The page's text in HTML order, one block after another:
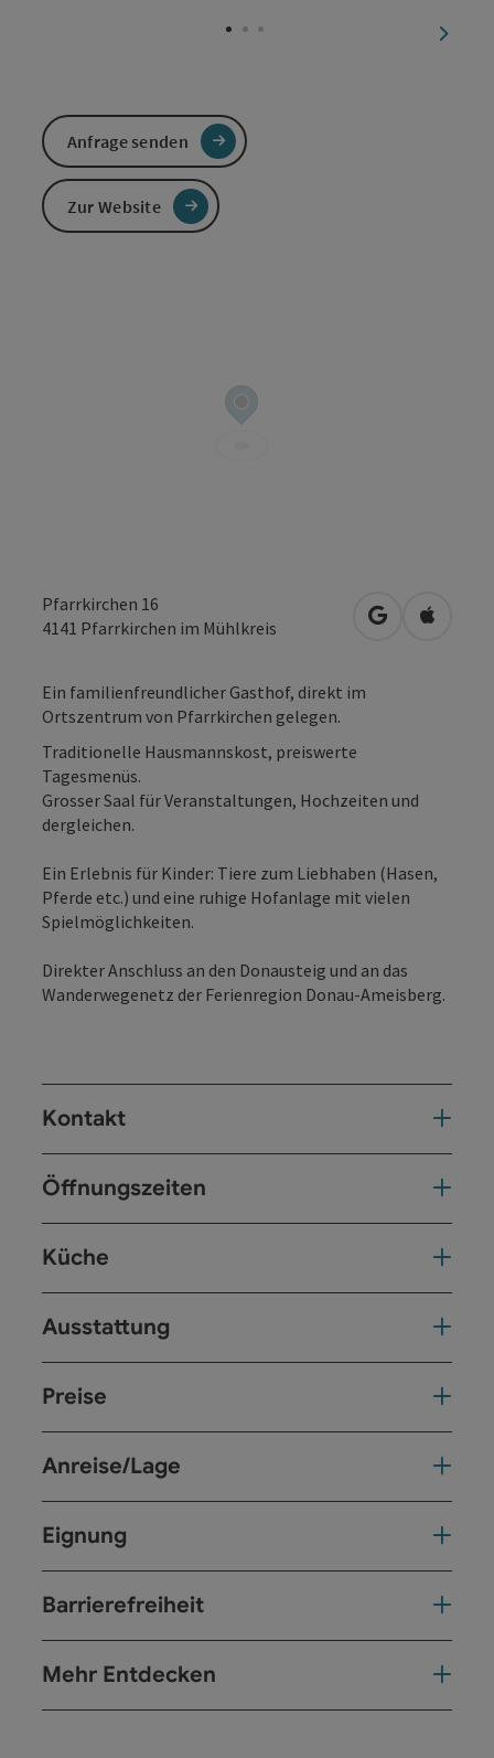
Pfarrkirchen 16
4141 Pfarrkirchen im Mühlkreis in Google
in
Ein familienfreundlicher Gasthof, direkt im
Ortszentrum von Pfarrkirchen gelegen.
Traditionelle Hausmannskost, preiswerte
Tagesmenüs.
Grosser Saal für Veranstaltungen, Hochzeiten und
dergleichen.
Ein Erlebnis für Kinder: Tiere zum Liebhaben (Hasen,
Pferde etc.) und eine ruhige Hofanlage mit vielen
Spielmöglichkeiten.
Direkter Anschluss an den Donausteig und an das
Wanderwegenetz der Ferienregion Donau-Ameisberg.
Kontakt
Öffnungszeiten
Küche
Ausstattung
Preise
Anreise/Lage
Eignung
Barrierefreiheit
Mehr Entdecken
Anfrage senden
Zur Website